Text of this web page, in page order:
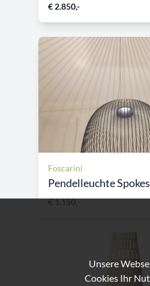
€ 2.850,-
Foscarini
Pendelleuchte
€ 1.150,-
Unsere
Cookies Ihr